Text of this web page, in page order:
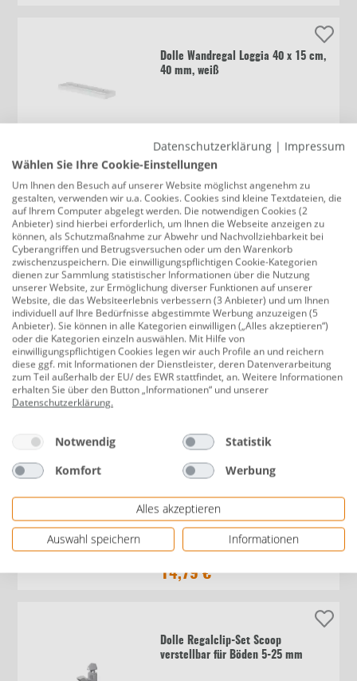
Dolle Wandregal Loggia 40 x 15 cm,
40 mm, weiß
Dolle Wandregal Loggia 40 x 15 cm
Eiche furniert
13,99 €
Dolle Glasboden Standard 40 x 12
cm, 8 mm, satiniert
Dolle Regalboden Lite eiche 60 x 25
x 2 cm furniert
14,79 €
Dolle Regalclip-Set Scoop
verstellbar für Böden 5-25 mm
Datenschutzerklärung | Impressum
Wählen Sie Ihre Cookie-Einstellungen
Um Ihnen den Besuch auf unserer Website möglichst angenehm zu
gestalten, verwenden wir u.a. Cookies. Cookies sind kleine Textdateien, die
auf Ihrem Computer abgelegt werden. Die notwendigen Cookies (2
Anbieter) sind hierbei erforderlich, um Ihnen die Webseite anzeigen zu
können, als Schutzmaßnahme zur Abwehr und Nachvollziehbarkeit bei
Cyberangriffen und Betrugsversuchen oder um den Warenkorb
zwischenzuspeichern. Die einwilligungspflichtigen Cookie-Kategorien
dienen zur Sammlung statistischer Informationen über die Nutzung
unserer Website, zur Ermöglichung diverser Funktionen auf unserer
Website, die das Websiteerlebnis verbessern (3 Anbieter) und um Ihnen
individuell auf Ihre Bedürfnisse abgestimmte Werbung anzuzeigen (5
Anbieter). Sie können in alle Kategorien einwilligen („Alles akzeptieren“)
oder die Kategorien einzeln auswählen. Mit Hilfe von
einwilligungspflichtigen Cookies legen wir auch Profile an und reichern
diese ggf. mit Informationen der Dienstleister, deren Datenverarbeitung
zum Teil außerhalb der EU/ des EWR stattfindet, an. Weitere Informationen
erhalten Sie über den Button „Informationen“ und unserer
Datenschutzerklärung.
Notwendig
Statistik
Komfort
Werbung
Alles akzeptieren
Auswahl speichern
Informationen